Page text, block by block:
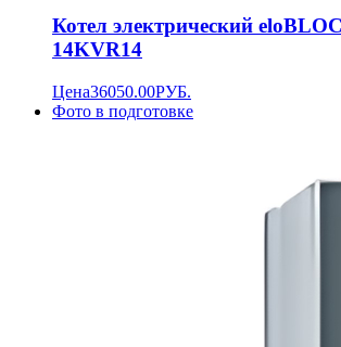
Котел электрический
14KVR14
Цена36050.00РУБ.
Фото в подготовке